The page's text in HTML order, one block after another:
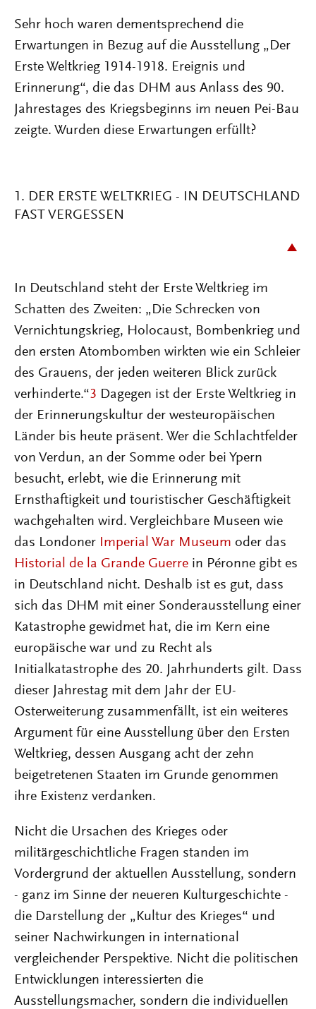
Sehr hoch waren dementsprechend die
Erwartungen in Bezug auf die Ausstellung „Der
Erste Weltkrieg 1914-1918. Ereignis und
Erinnerung“, die das DHM aus Anlass des 90.
Jahrestages des Kriegsbeginns im neuen Pei-Bau
zeigte. Wurden diese Erwartungen erfüllt?
1. DER ERSTE WELTKRIEG - IN DEUTSCHLAND
FAST VERGESSEN
In Deutschland steht der Erste Weltkrieg im
Schatten des Zweiten: „Die Schrecken von
Vernichtungskrieg, Holocaust, Bombenkrieg und
den ersten Atombomben wirkten wie ein Schleier
des Grauens, der jeden weiteren Blick zurück
verhinderte.“3 Dagegen ist der Erste Weltkrieg in
der Erinnerungskultur der westeuropäischen
Länder bis heute präsent. Wer die Schlachtfelder
von Verdun, an der Somme oder bei Ypern
besucht, erlebt, wie die Erinnerung mit
Ernsthaftigkeit und touristischer Geschäftigkeit
wachgehalten wird. Vergleichbare Museen wie
das Londoner Imperial War Museum oder das
Historial de la Grande Guerre in Péronne gibt es
in Deutschland nicht. Deshalb ist es gut, dass
sich das DHM mit einer Sonderausstellung einer
Katastrophe gewidmet hat, die im Kern eine
europäische war und zu Recht als
Initialkatastrophe des 20. Jahrhunderts gilt. Dass
dieser Jahrestag mit dem Jahr der EU-
Osterweiterung zusammenfällt, ist ein weiteres
Argument für eine Ausstellung über den Ersten
Weltkrieg, dessen Ausgang acht der zehn
beigetretenen Staaten im Grunde genommen
ihre Existenz verdanken.
Nicht die Ursachen des Krieges oder
militärgeschichtliche Fragen standen im
Vordergrund der aktuellen Ausstellung, sondern
- ganz im Sinne der neueren Kulturgeschichte -
die Darstellung der „Kultur des Krieges“ und
seiner Nachwirkungen in international
vergleichender Perspektive. Nicht die politischen
Entwicklungen interessierten die
Ausstellungsmacher, sondern die individuellen